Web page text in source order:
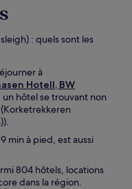
: quels sont les
à
Hotell, BW
un hôtel se trouvant non
min à pied, est aussi
804 hôtels, locations
dans la région.